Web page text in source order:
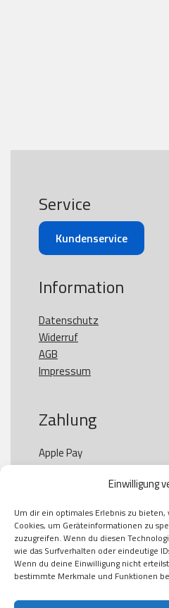
Einwilligung
Um dir ein optimales Erlebnis zu
Cookies, um Geräteinformationen zu
zuzugreifen. Wenn du diesen
wie das Surfverhalten oder eindeutige
Wenn du deine Einwilligung nicht
bestimmte Merkmale und Funktionen
Service
Kundenservice
Information
Datenschutz
Widerruf
AGB
Impressum
Zahlung
Apple Pay
Paypal
Kauf auf Rechung
Klarna
American Express